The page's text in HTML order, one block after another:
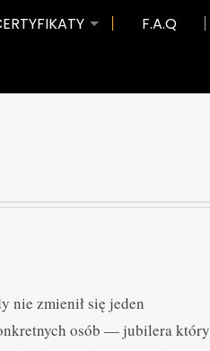
F.A.Q
nie zmienił się jeden
osób — jubilera który